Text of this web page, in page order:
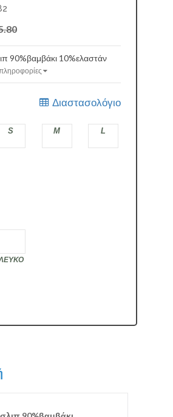
90%βαμβάκι 10%ελαστάν
Διαστασολόγιο
S M L